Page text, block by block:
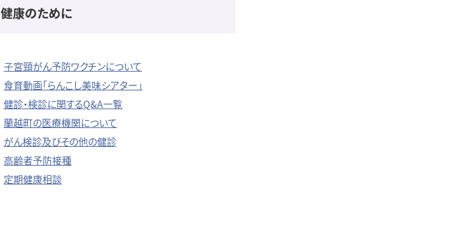
健康のために
子宮頸がん予防ワクチンについて
食育動画「らんこし美味シアター」
健診・検診に関するQ&A一覧
蘭越町の医療機関について
がん検診及びその他の健診
高齢者予防接種
定期健康相談